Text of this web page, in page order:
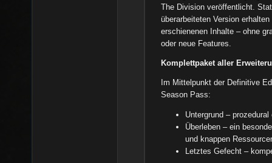
The Division veröffentlicht.
überarbeiteten Version
erschienenen Inhalte – ohne
oder neue Features.
Komplettpaket aller
Im Mittelpunkt der Definitive
Season Pass:
Untergrund –
Überleben – ein
und knappen
Letztes Gefecht –